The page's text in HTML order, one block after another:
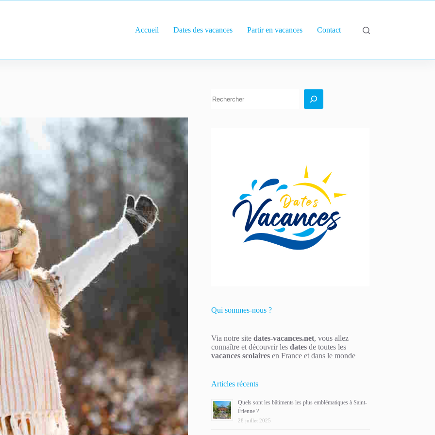
Accueil
Dates des vacances Partir en vacances Contact
Qui sommes-nous ?
Via notre sitedates-vacances.net, vous allez
connaître et découvrir lesdates de toutes les
vacances scolaires en France et dans le monde
Articles récents
Quels sont les bâtiments les plus emblématiques à Saint-
Étienne ?
28 juillet 2025